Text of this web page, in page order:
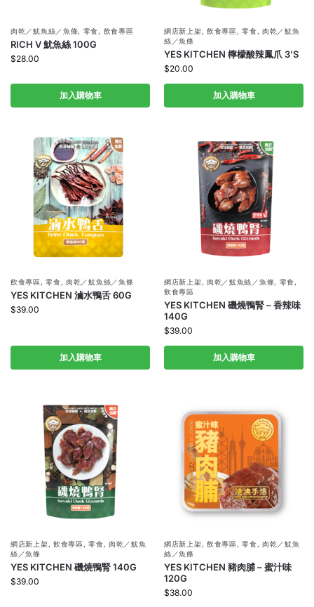
肉乾／魷魚絲／魚條, 零食, 飲食專區
RICH V 魷魚絲 100G
$28.00
加入購物車
網店新上架, 飲食專區,零食, 肉乾／魷魚
絲／魚條
YES KITCHEN 檸檬酸辣鳳爪 3’S
$20.00
加入購物車
飲食專區,零食,肉乾／魷魚絲／魚條
YES KITCHEN 滷水鴨舌 60G
$39.00
加入購物車
網店新上架, 肉乾／魷魚絲／魚條, 零食,
飲食專區
YES KITCHEN 磯燒鴨腎 – 香辣味
140G
$39.00
加入購物車
網店新上架, 飲食專區,零食, 肉乾／魷魚
絲／魚條
YES KITCHEN 磯燒鴨腎 140G
$39.00
網店新上架, 飲食專區,零食, 肉乾／魷魚
絲／魚條
YES KITCHEN 豬肉脯 – 蜜汁味
120G
$38.00